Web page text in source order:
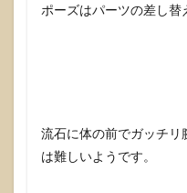
ポーズはパーツの差し替
流石に体の前でガッチ
は難しいようです。